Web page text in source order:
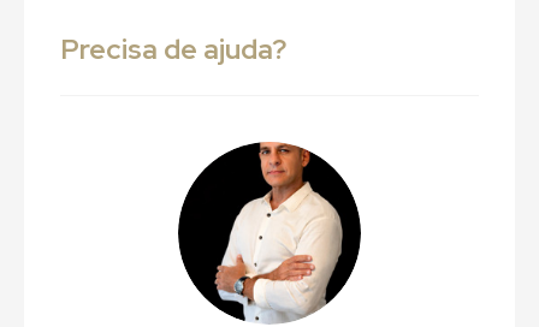
Precisa de ajuda?